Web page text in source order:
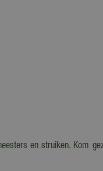
en struiken. Kom